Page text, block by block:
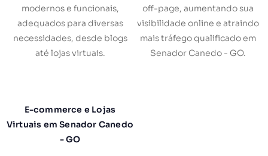
modernos e funcionais,
adequados para diversas
necessidades, desde blogs
até lojas virtuais.
off-page, aumentando sua
visibilidade online e atraindo
mais tráfego qualificado em
Senador Canedo - GO.
E-commerce e Lojas
Virtuais em Senador Canedo
- GO